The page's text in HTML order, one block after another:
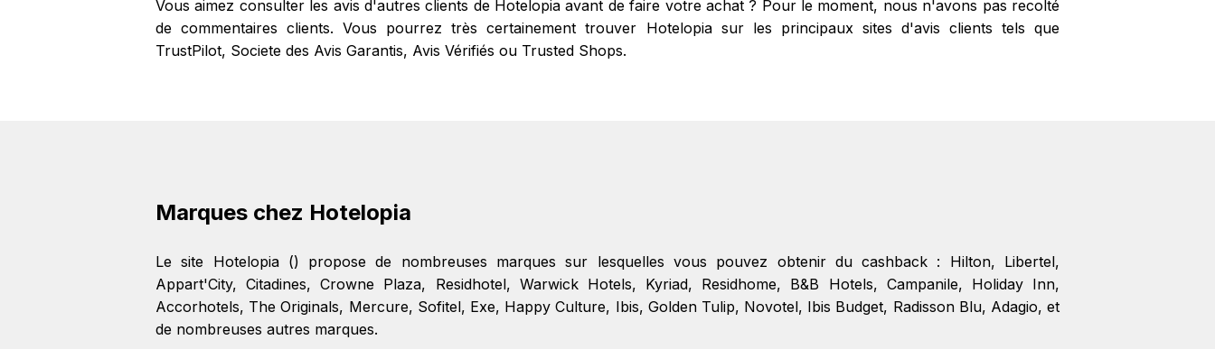
Vous aimez consulter les avis d'autres clients de Hotelopia avant de faire votre achat ? Pour le moment, nous n'avons pas recolté
de commentaires clients. Vous pourrez très certainement trouver Hotelopia sur les principaux sites d'avis clients tels que
TrustPilot, Societe des Avis Garantis, Avis Vérifiés ou Trusted Shops.
Marques chez Hotelopia
Le site Hotelopia () propose de nombreuses marques sur lesquelles vous pouvez obtenir du cashback : Hilton, Libertel,
Appart'City,Citadines,Crowne Plaza, Residhotel, Warwick Hotels, Kyriad, Residhome, B&B Hotels, Campanile, Holiday Inn,
Accorhotels, The Originals, Mercure, Sofitel, Exe, Happy Culture, Ibis, Golden Tulip, Novotel, Ibis Budget, Radisson Blu, Adagio, et
de nombreuses autres marques.